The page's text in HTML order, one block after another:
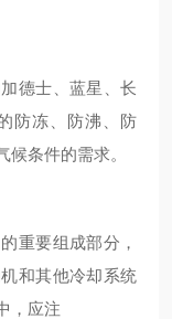
德士、蓝星、长
防冻、防沸、防
条件的需求。
重要组成部分，
和其他冷却系统
，应注